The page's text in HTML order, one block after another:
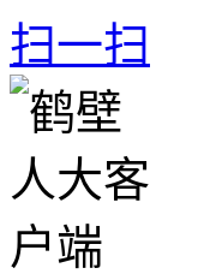
扫一扫